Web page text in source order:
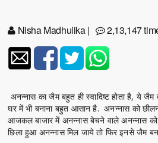
Nisha Madhulika| 2,13,147
अनन्नास का जैम बहुत ही स्वादिष्ट होता है, ये जैम
घर में भी बनाना बहुत आसान है. अनन्नास को
आजकल बाजार में अनन्नास बेचने वाले अनन्नास
छिला हुआ अनन्नास मिल जाये तो फिर इनसे जैम